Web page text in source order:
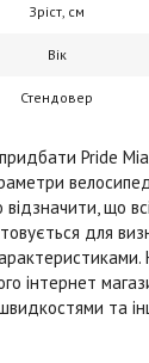
Зріст, см
Вік
Стендовер
Pride
що
для
інтернет
та